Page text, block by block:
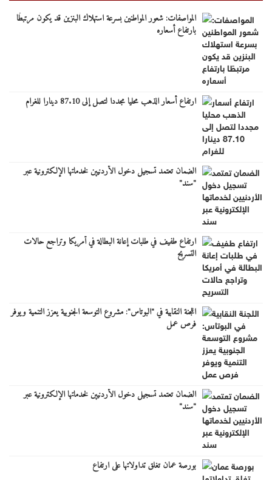
المواصفات: شعور المواطنين بسرعة استهلاك البنزين قد يكون مرتبطًا
بارتفاع أسعاره
ارتفاع أسعار الذهب محليا مجددا لتصل إلى 87.10 دينارا للغرام
الضمان تعتمد تسجيل دخول الأردنيين لخدماتها الإلكترونية عبر
"سند"
ارتفاع طفيف في طلبات إعانة البطالة في أمريكا وتراجع حالات
التسريح
اللجنة النقابية في "البوتاس": مشروع التوسعة الجنوبية يعزز التنمية ويوفر
فرص عمل
الضمان تعتمد تسجيل دخول الأردنيين لخدماتها الإلكترونية عبر
"سند"
بورصة عمان تغلق تداولاتها على ارتفاع